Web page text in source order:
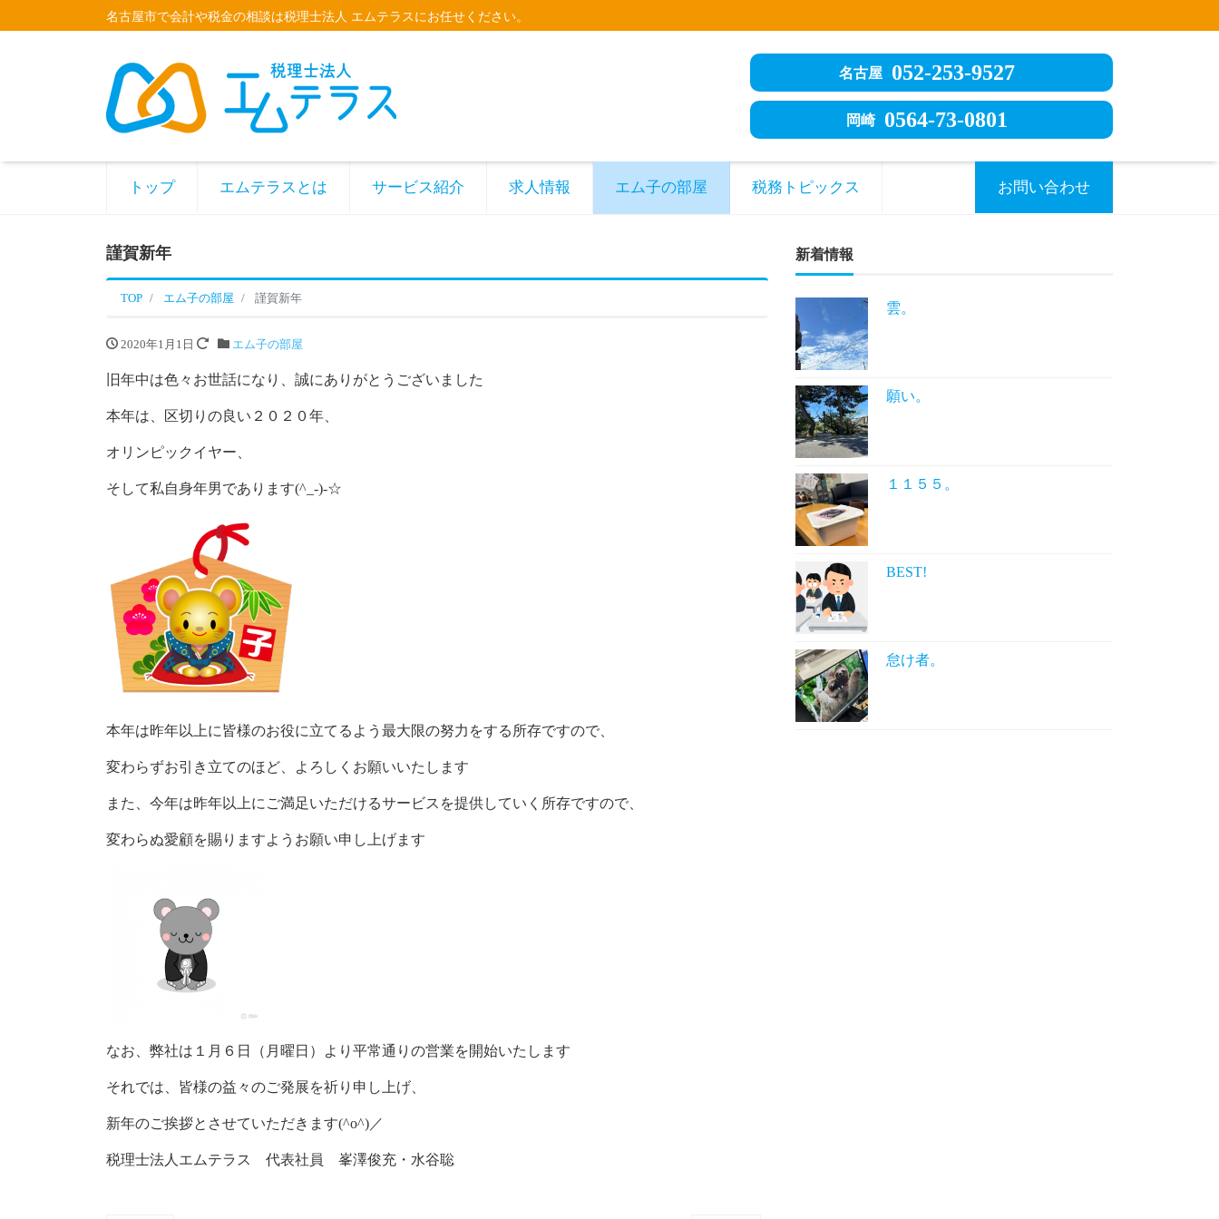
名古屋市で会計や税金の相談は税理士法人 エムテラスにお任せください。
名古屋 052-253-9527
岡崎 0564-73-0801
トップ エムテラスとは サービス紹介 求人情報 エム子の部屋 税務トピックス お問い合わせ
謹賀新年
TOP エム子の部屋 謹賀新年
2020年1月1日 エム子の部屋
旧年中は色々お世話になり、誠にありがとうございました
本年は、区切りの良い２０２０年、
オリンピックイヤー、
そして私自身年男であります(^_-)-☆
本年は昨年以上に皆様のお役に立てるよう最大限の努力をする所存ですので、
変わらずお引き立てのほど、よろしくお願いいたします
また、今年は昨年以上にご満足いただけるサービスを提供していく所存ですので、
変わらぬ愛顧を賜りますようお願い申し上げます
なお、弊社は１月６日（月曜日）より平常通りの営業を開始いたします
それでは、皆様の益々のご発展を祈り申し上げ、
新年のご挨拶とさせていただきます(^o^)／
税理士法人エムテラス 代表社員 峯澤俊充・水谷聡
新着情報
雲。
願い。
１１５５。
BEST!
怠け者。